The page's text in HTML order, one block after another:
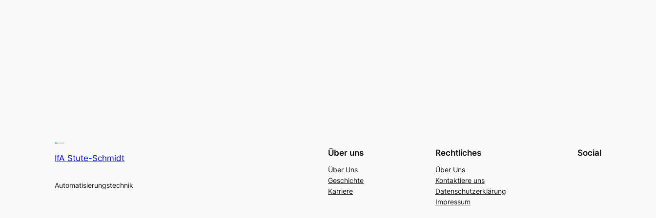
IfA Stute-Schmidt
Automatisierungstechnik
Über uns
Über Uns
Geschichte
Karriere
Rechtliches
Über Uns
Kontaktiere uns
Datenschutzerklärung
Impressum
Social